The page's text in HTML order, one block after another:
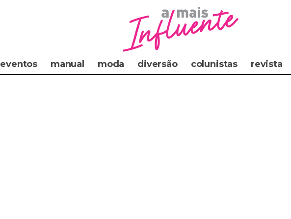
eventos manual moda diversão colunistas revista